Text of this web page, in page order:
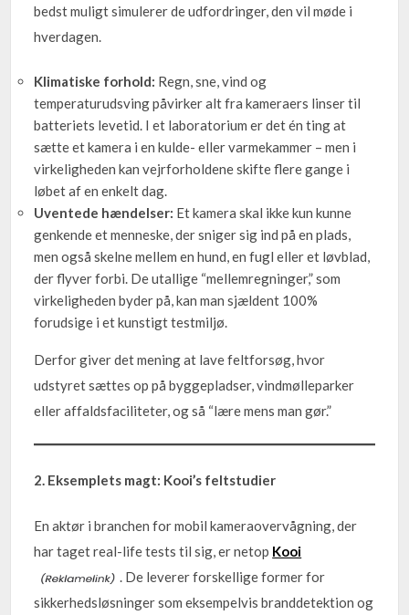
bedst muligt simulerer de udfordringer, den vil møde i
hverdagen.
Klimatiske forhold: Regn, sne, vind og
temperaturudsving påvirker alt fra kameraers linser til
batteriets levetid. I et laboratorium er det én ting at
sætte et kamera i en kulde- eller varmekammer – men i
virkeligheden kan vejrforholdene skifte flere gange i
løbet af en enkelt dag.
Uventede hændelser: Et kamera skal ikke kun kunne
genkende et menneske, der sniger sig ind på en plads,
men også skelne mellem en hund, en fugl eller et løvblad,
der flyver forbi. De utallige “mellemregninger,” som
virkeligheden byder på, kan man sjældent 100%
forudsige i et kunstigt testmiljø.
Derfor giver det mening at lave feltforsøg, hvor
udstyret sættes op på byggepladser, vindmølleparker
eller affaldsfaciliteter, og så “lære mens man gør.”
2. Eksemplets magt: Kooi’s feltstudier
En aktør i branchen for mobil kameraovervågning, der
har taget real-life tests til sig, er netop Kooi
. De leverer forskellige former for
sikkerhedsløsninger som eksempelvis branddetektion og